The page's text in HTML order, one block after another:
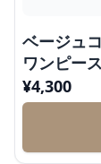
ベージュ
ワンピース
¥4,300